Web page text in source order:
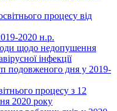
процесу від
2020 н.р.
щодо недопушення
інфекції
подовженого дня у 2019-
процесу з 12
2020 року